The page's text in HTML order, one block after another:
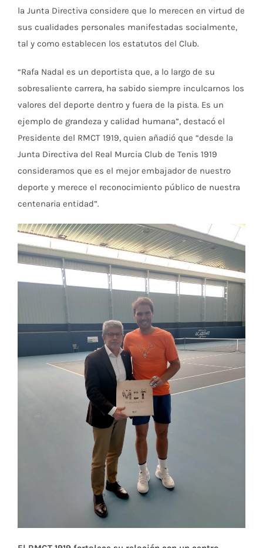
la Junta Directiva considere que lo merecen en virtud de
sus cualidades personales manifestadas socialmente,
tal y como establecen los estatutos del Club.
“Rafa Nadal es un deportista que, a lo largo de su
sobresaliente carrera, ha sabido siempre inculcarnos los
valores del deporte dentro y fuera de la pista. Es un
ejemplo de grandeza y calidad humana”, destacó el
Presidente del RMCT 1919, quien añadió que “desde la
Junta Directiva del Real Murcia Club de Tenis 1919
consideramos que es el mejor embajador de nuestro
deporte y merece el reconocimiento público de nuestra
centenaria entidad”.